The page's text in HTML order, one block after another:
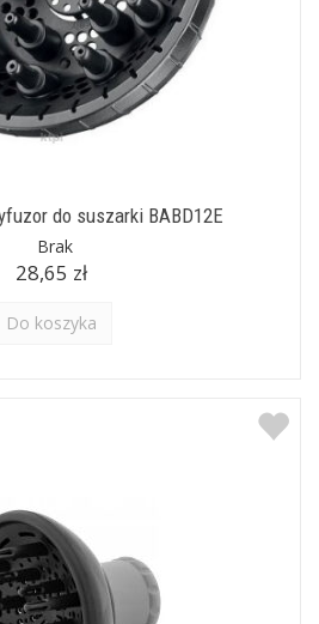
do suszarki BABD12E
Brak
28,65 zł
Do koszyka